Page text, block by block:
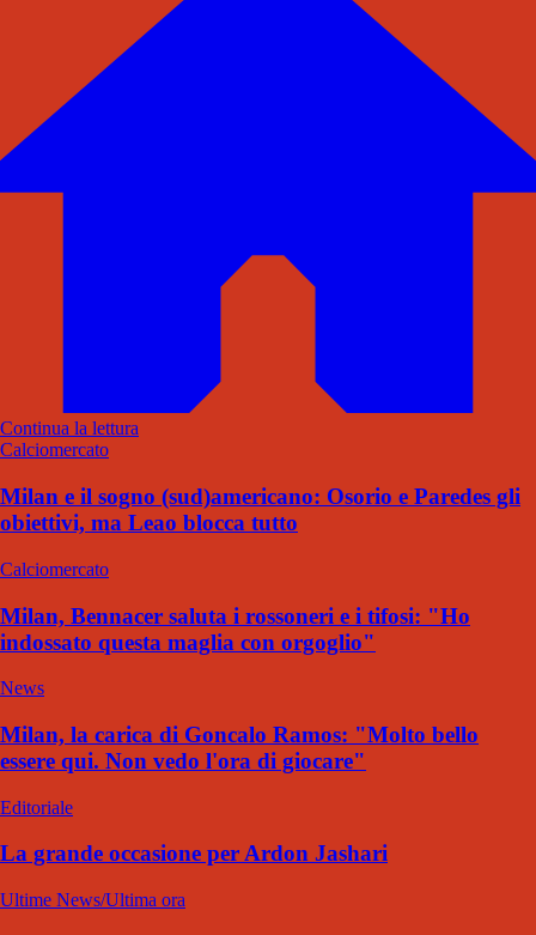
Continua la lettura
Calciomercato
Milan e il sogno (sud)americano: Osorio e Paredes gli
obiettivi, ma Leao blocca tutto
Calciomercato
Milan, Bennacer saluta i rossoneri e i tifosi: "Ho
indossato questa maglia con orgoglio"
News
Milan, la carica di Goncalo Ramos: "Molto bello
essere qui. Non vedo l'ora di giocare"
Editoriale
La grande occasione per Ardon Jashari
Ultime News/Ultima ora